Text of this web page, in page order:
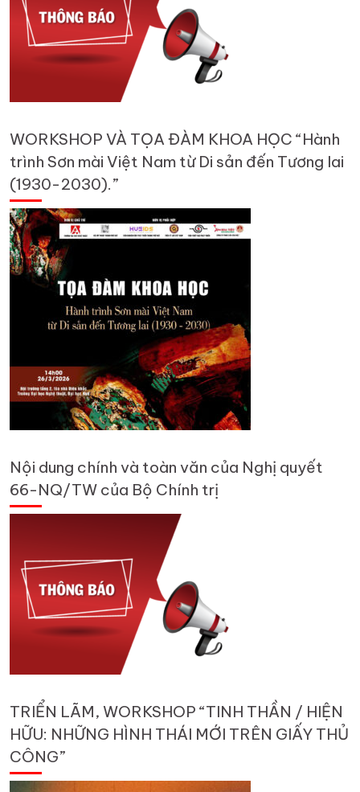
WORKSHOP VÀ TỌA ĐÀM KHOA HỌC “Hành
trình Sơn mài Việt Nam từ Di sản đến Tương lai
(1930-2030).”
Nội dung chính và toàn văn của Nghị quyết
66-NQ/TW của Bộ Chính trị
TRIỂN LÃM, WORKSHOP “TINH THẦN / HIỆN
HỮU: NHỮNG HÌNH THÁI MỚI TRÊN GIẤY THỦ
CÔNG”